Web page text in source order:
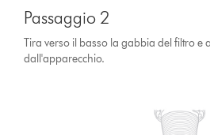
Passaggio 2
Tira verso il basso la gabbia del filtro e
dall'apparecchio.